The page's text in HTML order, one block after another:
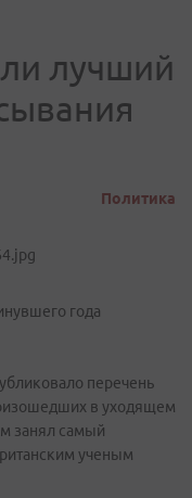
лучший
Политика
года
перечень
в уходящем
занял самый
ученым